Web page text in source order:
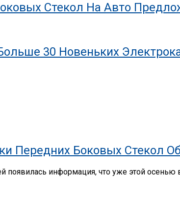
Стекол На Авто
30 Новеньких
Передних Боковых Стекол
появилась информация, что уже этой